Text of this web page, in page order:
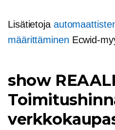
Lisätietoja
määrittäminen Ecwid-
show